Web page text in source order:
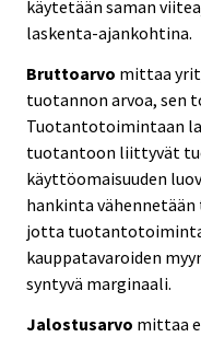
käytetään saman
laskenta-ajankohtina.
Bruttoarvo mittaa
tuotannon arvoa, sen
Tuotantotoimintaan
tuotantoon liittyvät
käyttöomaisuuden
hankinta
jotta
kauppatavaroiden
syntyvä marginaali.
Jalostusarvo mittaa